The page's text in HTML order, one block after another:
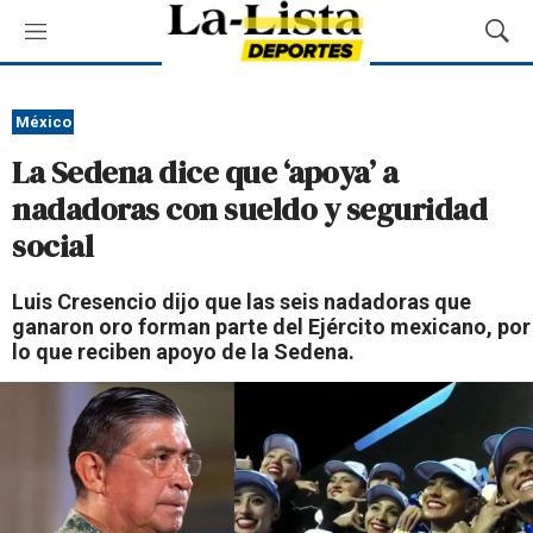
M
e
ú
M
o
u
e
México
La Sedena dice que ‘apoya’ a
nadadoras con sueldo y seguridad
social
Luis Cresencio dijo que las seis nadadoras que
ganaron oro forman parte del Ejército mexicano, por
lo que reciben apoyo de la Sedena.